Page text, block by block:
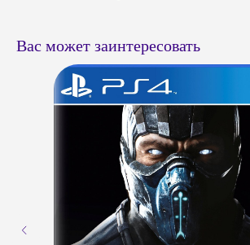
Вас может заинтересовать
© Headshot — 2024. Все права защищены
ПОКУПАТЕЛЯМ
Приставки PS4 / PS5
Доставка и оплата